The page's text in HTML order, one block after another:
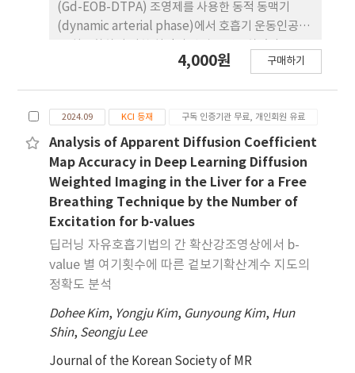
(Gd-EOB-DTPA) 조영제를 사용한 동적 동맥기
(dynamic arterial phase)에서 호흡기 운동인공물
는 총 세 집단으로 나누 어 진행되었으며, 첫 번째 집
만 시행하고 촬영한 집단, 세 번째 집단은 사전 교육과
검사 중 숨 참기 보조 신호(breath-holding
assistance signal, BHAS)를 제공한 집단으로 구성
되었다. 각 집단의 촬영 결과를 비교한 결과, 사전 교
육과 검사 시 숨 참기 보조 신호를 함께 시행한 집단에
서 동적 동맥기 영상의 호흡기 운동인공물이 가장 적
었으며, 영상의 품질 도 더 높게 평가되었다. 이러한
결과는 간 MRI 촬영의 동적 동맥 단계 검사에서 사전
교육과 검사 중 숨 참기 보조 신호가 결합한 접근법이
환자의 숨 참기 협조를 강화하여 영상 품질을 개선하
고, 정확한 진단에 기여할 수 있음을 시사한다.
4,000원 구매하기
2024.09 KCI 등재 구독 인증기관 무료, 개인회원 유료
Analysis of Apparent Diffusion Coefficient
Map Accuracy in Deep Learning Diffusion
Weighted Imaging in the Liver for a Free
Breathing Technique by the Number of
Excitation for b-values
딥러닝 자유호흡기법의 간 확산강조영상에서 b-
value 별 여기횟수에 따른 겉보기확산계수 지도의
정확도 분석
Dohee Kim, Yongju Kim, Gunyoung Kim, Hun
Shin, Seongju Lee
Journal of the Korean Society of MR